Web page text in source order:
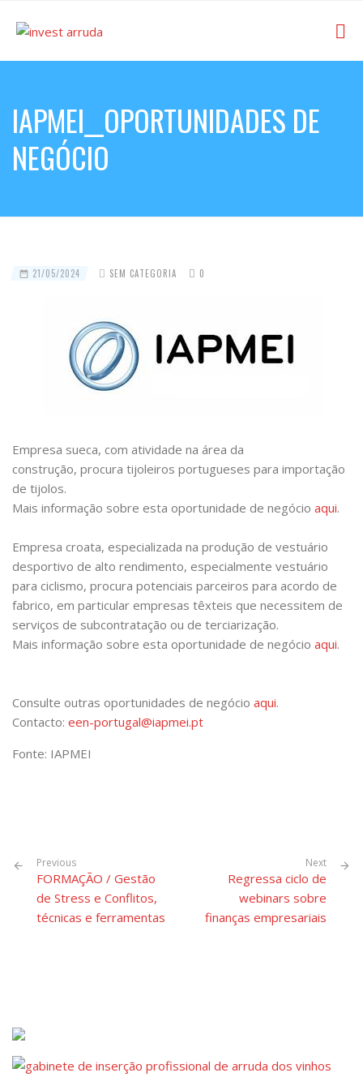
IAPMEI__OPORTUNIDADES DE
NEGÓCIO
21/05/2024 SEM CATEGORIA 0
Empresa sueca, com atividade na área da
construção, procura tijoleiros portugueses para importação
de tijolos.
Mais informação sobre esta oportunidade de negócio aqui.
Empresa croata, especializada na produção de vestuário
desportivo de alto rendimento, especialmente vestuário
para ciclismo, procura potenciais parceiros para acordo de
fabrico, em particular empresas têxteis que necessitem de
serviços de subcontratação ou de terciarização.
Mais informação sobre esta oportunidade de negócio aqui.
Consulte outras oportunidades de negócio aqui.
Contacto: een-portugal@iapmei.pt
Fonte: IAPMEI
Previous
FORMAÇÃO / Gestão
de Stress e Conflitos,
técnicas e ferramentas
Next
Regressa ciclo de
webinars sobre
finanças empresariais